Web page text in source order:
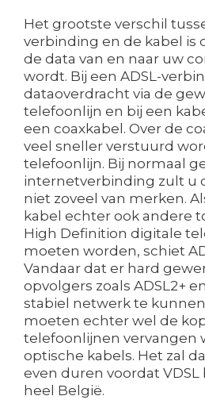
Het grootste verschil
verbinding en de kabel is
de data van en naar uw
wordt. Bij een ADSL-
dataoverdracht via de
telefoonlijn en bij een
een coaxkabel. Over de
veel sneller verstuurd
telefoonlijn. Bij normaal
internetverbinding zult u
niet zoveel van merken.
kabel echter ook andere
High Definition digitale
moeten worden, schiet
Vandaar dat er hard
opvolgers zoals ADSL2+
stabiel netwerk te
moeten echter wel de
telefoonlijnen vervangen
optische kabels. Het zal
even duren voordat VDSL
heel België.